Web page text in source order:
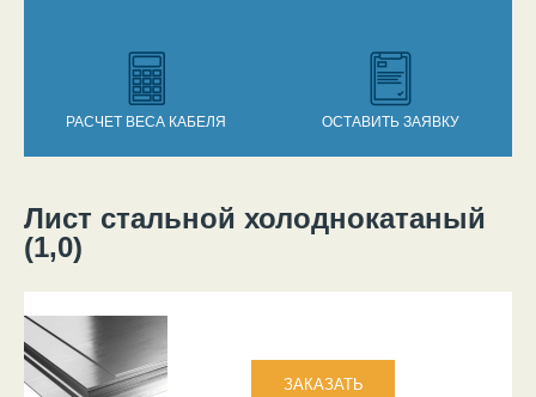
РАСЧЕТ ВЕСА КАБЕЛЯ ОСТАВИТЬ ЗАЯВКУ
Вы здесь
Лист стальной холоднокатаный
(1,0)